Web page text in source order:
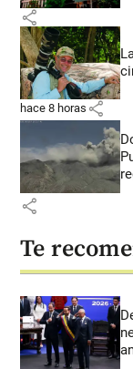
share
hace 8 horas share
share
Te